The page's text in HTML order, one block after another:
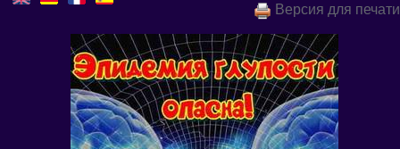
Версия для печати